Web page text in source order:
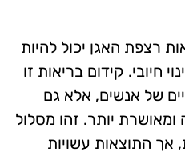
רצפת האגן יכול להיות
חיובי. קידום בריאות זו
של אנשים, אלא גם
יותר. זהו מסלול
אך התוצאות עשויות